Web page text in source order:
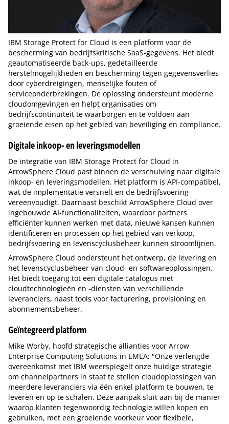
IBM Storage Protect for Cloud is een platform voor de
bescherming van bedrijfskritische SaaS-gegevens. Het biedt
geautomatiseerde back-ups, gedetailleerde
herstelmogelijkheden en bescherming tegen gegevensverlies
door cyberdreigingen, menselijke fouten of
serviceonderbrekingen. De oplossing ondersteunt moderne
cloudomgevingen en helpt organisaties om
bedrijfscontinuïteit te waarborgen en te voldoen aan
groeiende eisen op het gebied van beveiliging en compliance.
Digitale inkoop- en leveringsmodellen
De integratie van IBM Storage Protect for Cloud in
ArrowSphere Cloud past binnen de verschuiving naar digitale
inkoop- en leveringsmodellen. Het platform is API-compatibel,
wat de implementatie versnelt en de bedrijfsvoering
vereenvoudigt. Daarnaast beschikt ArrowSphere Cloud over
ingebouwde AI-functionaliteiten, waardoor partners
efficiënter kunnen werken met data, nieuwe kansen kunnen
identificeren en processen op het gebied van verkoop,
bedrijfsvoering en levenscyclusbeheer kunnen stroomlijnen.
ArrowSphere Cloud ondersteunt het ontwerp, de levering en
het levenscyclusbeheer van cloud- en softwareoplossingen.
Het biedt toegang tot een digitale catalogus met
cloudtechnologieën en -diensten van verschillende
leveranciers, naast tools voor facturering, provisioning en
abonnementsbeheer.
Geïntegreerd platform
Mike Worby, hoofd strategische allianties voor Arrow
Enterprise Computing Solutions in EMEA: "Onze verlengde
overeenkomst met IBM weerspiegelt onze huidige strategie
om channelpartners in staat te stellen cloudoplossingen van
meerdere leveranciers via één enkel platform te bouwen, te
leveren en op te schalen. Deze aanpak sluit aan bij de manier
waarop klanten tegenwoordig technologie willen kopen en
gebruiken, met een groeiende voorkeur voor flexibele,